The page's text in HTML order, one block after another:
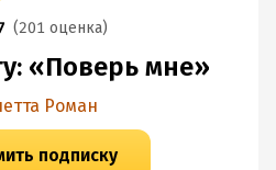
(201 оценка)
«Поверь мне»
Роман
подписку